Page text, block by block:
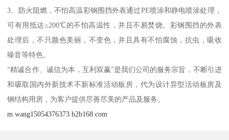
3、防火阻燃，不怕高温彩钢围挡外表通过PE喷涂和静电喷涂处理，
可有用抵达≥200℃的不怕高温性，并且不易焚烧。彩钢围挡的外表
处理后，不只颜色美丽，不变色，并且具有不怕腐蚀，抗虫，吸收
噪音等特色。
“精诚合作、诚信为本，互利双赢”是我们公司的服务宗旨，不断引进
和吸取国内外新技术不新标准活动板房，代为设计异型活动板房及
钢结构用房，为客户提供尽善尽美的产品及服务。
m.wang15054376373.b2b168.com